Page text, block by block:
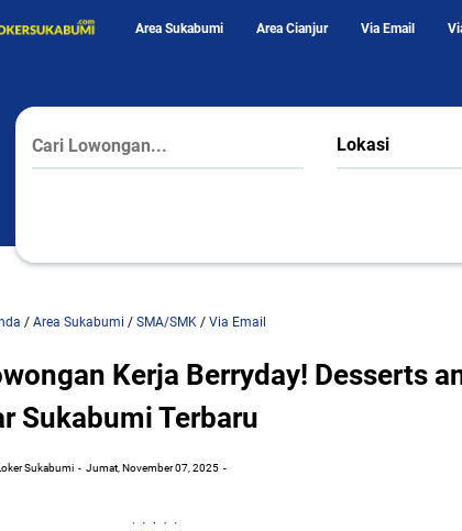
Area Sukabumi Area Cianjur Via Email
Lokasi
/ Area Sukabumi / SMA/SMK / Via Email
Kerja Berryday! Desserts
Sukabumi Terbaru
Sukabumi Jumat, November 07, 2025